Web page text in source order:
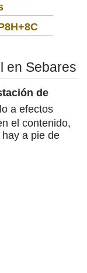
en Sebares
de
a efectos
el contenido,
a pie de